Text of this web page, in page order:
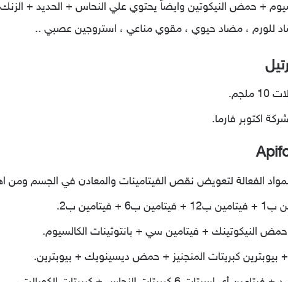
+ حمض النيكوتين وايضاً يحتوي علي النحاس + الحديد +
للورم ، مضاد حيوي ، مقوي مناعي ، استروجين عصبي ..
اكتوبر فارما.
الفعالة لتعويض نقص الفيتامينات والمعادن في الجسم ومن
فيتامين ب2.
النيكوتينك + فيتامين سي + بانتوثينات الكالسيوم.
بيوبترين كبريتات المنجنيز + حمض ديسينويك + بيوبترين.